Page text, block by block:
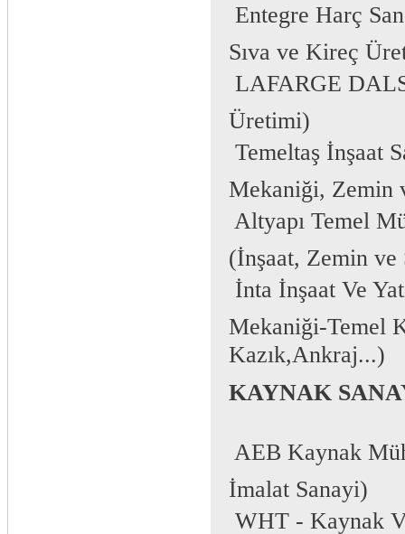
 Entegre Harç
Sıva ve Kireç
 LAFARGE
Üretimi)
 Temeltaş
Mekaniği, Zemin
 Altyapı Temel
(İnşaat, Zemin ve
 İnta İnşaat Ve
Mekaniği-Temel
Kazık,Ankraj...)
KAYNAK
 AEB Kaynak
İmalat Sanayi)
 WHT - Kaynak